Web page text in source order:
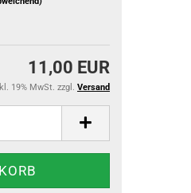
11,00 EUR
19% MwSt. zzgl. Versand